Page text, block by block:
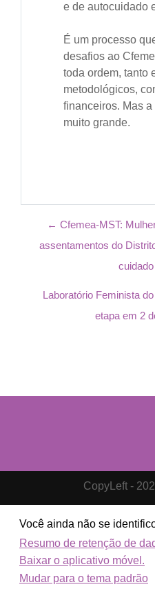
e de autocuidado
É um processo
desafios ao
toda ordem, tanto
metodológicos,
financeiros. Mas
muito grande.
← Cfemea-MST:
assentamentos do
Laboratório Feminista
etapa em 2
CopyLeft -
Você ainda não se
Resumo de retenção de
Baixar o aplicativo móvel.
Mudar para o tema padrão